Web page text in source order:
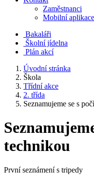
Zaměstnanci
Mobilní aplikace
Bakaláři
Školní jídelna
Plán akcí
Úvodní stránka
Škola
Třídní akce
2. třída
Seznamujeme se s
technikou
První seznámení s tripedy